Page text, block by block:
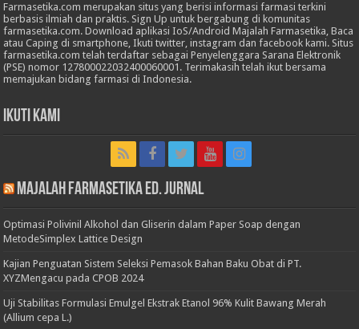
Farmasetika.com merupakan situs yang berisi informasi farmasi terkini
berbasis ilmiah dan praktis. Sign Up untuk bergabung di komunitas
farmasetika.com. Download aplikasi IoS/Android Majalah Farmasetika, Baca
atau Caping di smartphone, Ikuti twitter, instagram dan facebook kami. Situs
farmasetika.com telah terdaftar sebagai Penyelenggara Sarana Elektronik
(PSE) nomor 127800022032400060001. Terimakasih telah ikut bersama
memajukan bidang farmasi di Indonesia.
Ikuti Kami
Majalah Farmasetika Ed. Jurnal
Optimasi Polivinil Alkohol dan Gliserin dalam Paper Soap dengan
MetodeSimplex Lattice Design
Kajian Penguatan Sistem Seleksi Pemasok Bahan Baku Obat di PT.
XYZMengacu pada CPOB 2024
Uji Stabilitas Formulasi Emulgel Ekstrak Etanol 96% Kulit Bawang Merah
(Allium cepa L.)